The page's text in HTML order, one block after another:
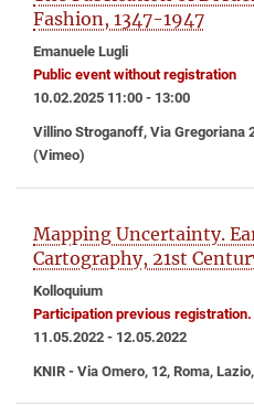
Fashion, 1347-1947
Emanuele Lugli
Public event without registration
10.02.2025 11:00 - 13:00
Villino Stroganoff, Via Gregoriana
(Vimeo)
Mapping Uncertainty.
Cartography, 21st
Kolloquium
Participation previous registration.
11.05.2022 - 12.05.2022
KNIR - Via Omero, 12, Roma,